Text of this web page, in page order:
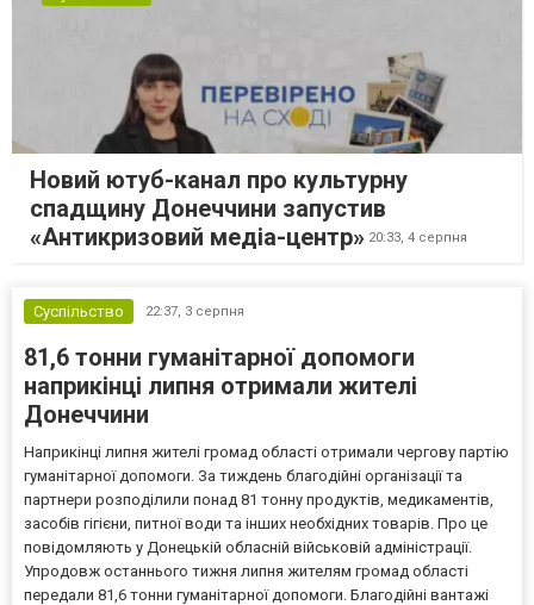
Новий ютуб-канал про культурну
спадщину Донеччини запустив
«Антикризовий медіа-центр» 20:33, 4 серпня
Суспільство 22:37, 3 серпня
81,6 тонни гуманітарної допомоги
наприкінці липня отримали жителі
Донеччини
Наприкінці липня жителі громад області отримали чергову партію
гуманітарної допомоги. За тиждень благодійні організації та
партнери розподілили понад 81 тонну продуктів, медикаментів,
засобів гігієни, питної води та інших необхідних товарів. Про це
повідомляють у Донецькій обласній військовій адміністрації.
Упродовж останнього тижня липня жителям громад області
передали 81,6 тонни гуманітарної допомоги. Благодійні вантажі